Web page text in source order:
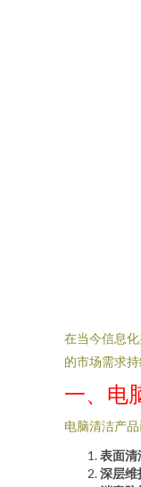
在当今信息
的市场需求
一、电
电脑清洁产
表面清
深层维